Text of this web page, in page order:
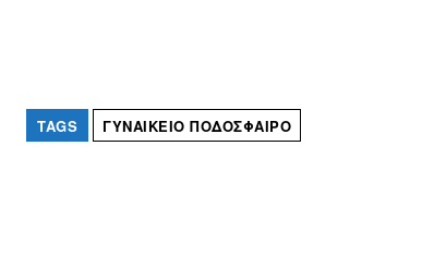
TAGS ΓΥΝΑΙΚΕΊΟ ΠΟΔΌΣΦΑΙΡΟ